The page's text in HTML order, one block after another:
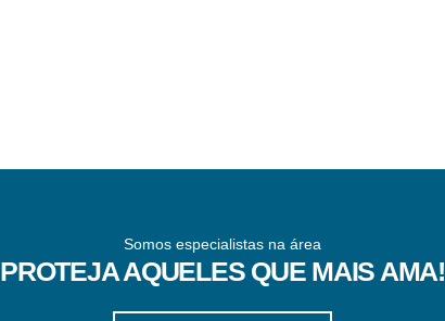
Somos especialistas na área
PROTEJA AQUELES QUE MAIS AMA!